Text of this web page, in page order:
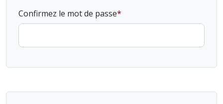
Confirmez le mot de passe